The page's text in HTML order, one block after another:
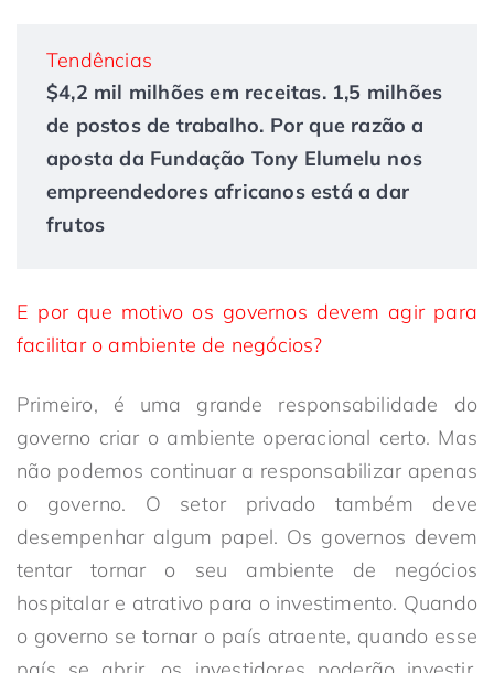
Tendências
$4,2 mil milhões em receitas. 1,5 milhões
de postos de trabalho. Por que razão a
aposta da Fundação Tony Elumelu nos
empreendedores africanos está a dar
frutos
E por que motivo os governos devem agir para
facilitar o ambiente de negócios?
Primeiro, é uma grande responsabilidade do
governo criar o ambiente operacional certo. Mas
não podemos continuar a responsabilizar apenas
o governo. O setor privado também deve
desempenhar algum papel. Os governos devem
tentar tornar o seu ambiente de negócios
hospitalar e atrativo para o investimento. Quando
o governo se tornar o país atraente, quando esse